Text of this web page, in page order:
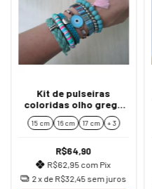
Kit de pulseiras
coloridas olho grego
azul/turquesa/verde
boho
15 cm 16 cm 17 cm + 3
R$64,90
R$62,95 com Pix
2x de R$32,45 sem juros